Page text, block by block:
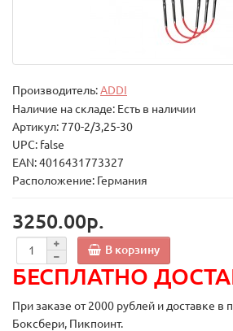
Производитель:ADDI
Наличие на складе: Есть в наличии
Артикул: 770-2/3,25-30
UPC: false
EAN: 4016431773327
Расположение: Германия
3250.00р.
В корзину
БЕСПЛАТНО
При заказе от 2000 рублей и доставке
Боксбери, Пикпоинт.